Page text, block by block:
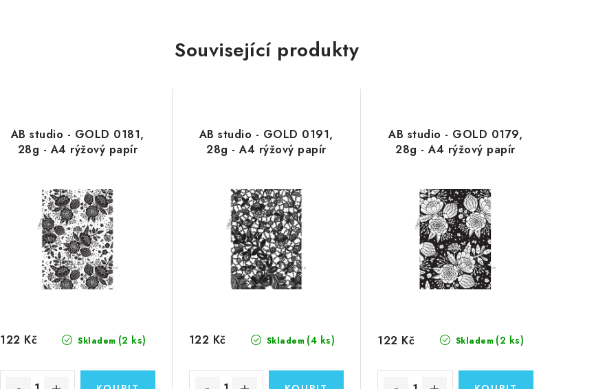
Související produkty
AB studio - GOLD 0181,
28g - A4 rýžový papír
Skladem (2 ks)
122 Kč
AB studio - GOLD 0191,
28g - A4 rýžový papír
Skladem (4 ks)
122 Kč
AB studio - GOLD 0179,
28g - A4 rýžový papír
Skladem (2 ks)
122 Kč